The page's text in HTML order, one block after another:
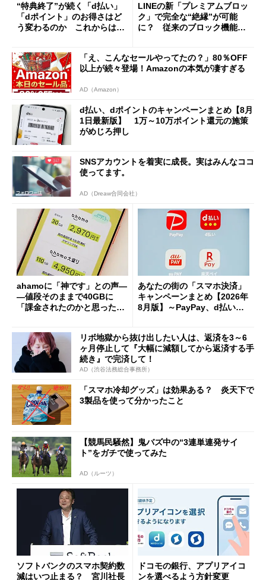
“特典終了”が続く「d払い」
「dポイント」のお得さはど
う変わるのか これからは
LINEの新「プレミアムブロッ
ク」で完全な“絶縁”が可能
に？ 従来のブロック機能と
「え、こんなセールやってたの？」80％OFF
以上が続々登場！Amazonの本気が凄すぎる
AD（Amazon）
d払い、dポイントのキャンペーンまとめ【8月
1日最新版】 1万～10万ポイント還元の施策
がめじろ押し
SNSアカウントを着実に成長。実はみんなココ
使ってます。
AD（Dreaw合同会社）
ahamoに「神です」との声―
―値段そのままで40GBに
「課金されたのかと思った」
あなたの街の「スマホ決済」
キャンペーンまとめ【2026年
8月版】～PayPay、d払い、a
リボ地獄から抜け出したい人は、返済を3～6
ヶ月停止して『大幅に減額してから返済する手
続き』で完済して！
AD（渋谷法務総合事務所）
「スマホ冷却グッズ」は効果ある？ 炎天下で
3製品を使って分かったこと
【競馬民騒然】鬼バズ中の“3連単連発サイ
ト”をガチで使ってみた
AD（ルーツ）
ソフトバンクのスマホ契約数
減はいつ止まる？ 宮川社長
ドコモの銀行、アプリアイコ
ンを選べるよう方針変更